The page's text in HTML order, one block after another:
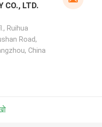
CO., LTD.
Ruihua
Road,
China